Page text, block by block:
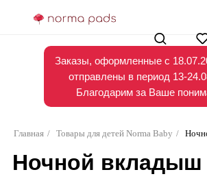
-15% НА ВСЕ ПРОКЛАДКИМЕДИУМ МИШКА И
АКУЛА И МЕДИУМ МИШКА ДО
Заказы, оформленные с
отправлены в период 13-
Благодарим за Ваше
Главная / Товары для детей Norma Baby /
Ночной вкладыш